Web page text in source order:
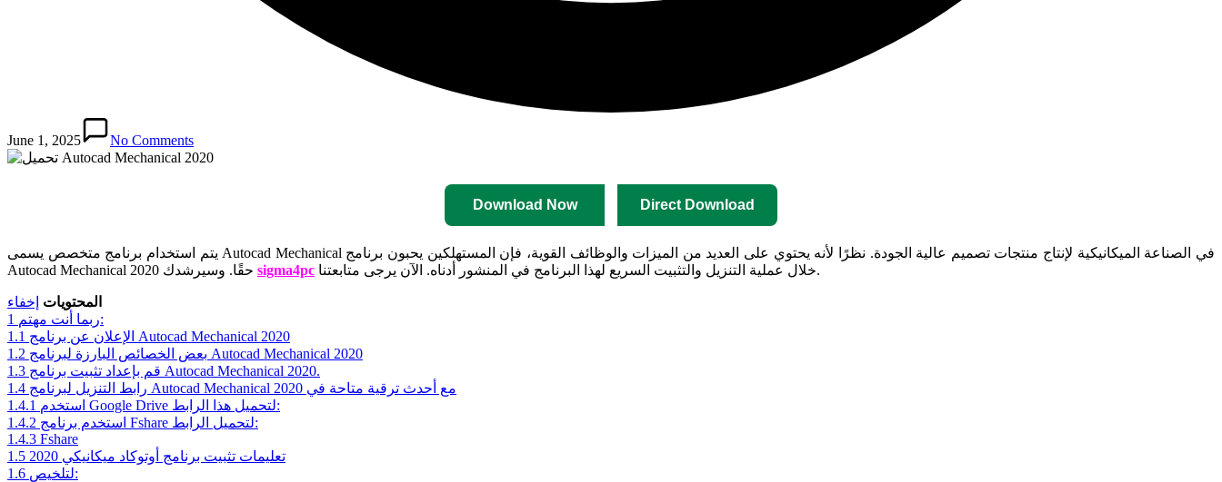
June 1, 2025 No Comments
Download Now Direct Download
يتم استخدام برنامج متخصص يسمى Autocad Mechanical في الصناعة الميكانيكية لإنتاج منتجات تصميم عالية الجودة. نظرًا لأنه يحتوي على العديد من الميزات والوظائف القوية، فإن المستهلكين يحبون برنامج
sigma4pc خلال عملية التنزيل والتثبيت السريع لهذا البرنامج في المنشور أدناه. الآن يرجى متابعتنا.
المحتويات إخفاء
1
ربما أنت مهتم:
1.1
الإعلان عن برنامج Autocad Mechanical 2020
1.2
بعض الخصائص البارزة لبرنامج Autocad Mechanical 2020
1.3
قم بإعداد تثبيت برنامج Autocad Mechanical 2020.
1.4
رابط التنزيل لبرنامج Autocad Mechanical 2020 مع أحدث ترقية متاحة في
1.4.1
استخدم Google Drive لتحميل هذا الرابط:
1.4.2
استخدم برنامج Fshare لتحميل الرابط:
1.4.3 Fshare
1.5
تعليمات تثبيت برنامج أوتوكاد ميكانيكي 2020
1.6
لتلخيص: